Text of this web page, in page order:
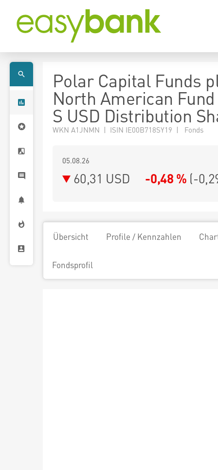
Polar Capital Funds
North American
S USD Distribution
WKN A1JNMN | ISIN IE00B718SY19 | Fonds
05.08.26
60,31 USD -0,48 % (-
Übersicht Profile / Kennzahlen
Fondsprofil